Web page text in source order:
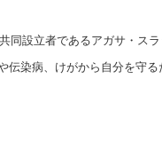
設立者であるアガサ・ス
染病、けがから自分を守